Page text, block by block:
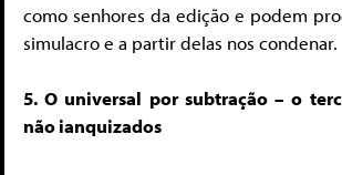
como senhores da edição e podem
simulacro e a partir delas nos condenar.
5. O universal por subtração – o
não ianquizados